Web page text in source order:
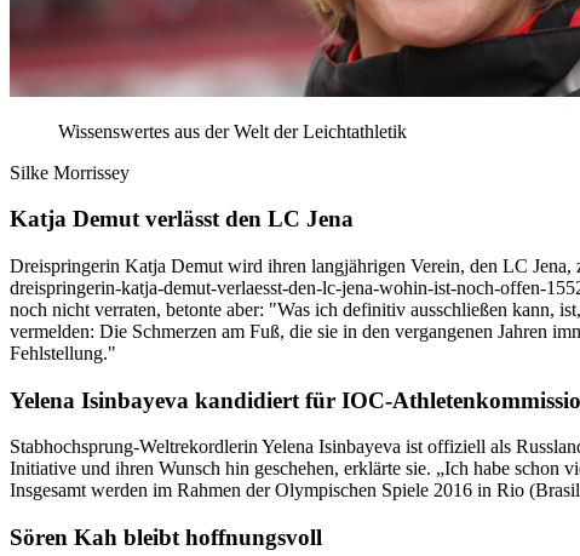
Wissenswertes aus der Welt der Leichtathletik
Silke Morrissey
Katja Demut verlässt den LC Jena
Dreispringerin Katja Demut wird ihren langjährigen Verein, den LC
dreispringerin-katja-demut-verlaesst-den-lc-jena-wohin-ist-noch-offen-
noch nicht verraten, betonte aber: "Was ich definitiv ausschließen kann,
vermelden: Die Schmerzen am Fuß, die sie in den vergangenen Jahren
Fehlstellung."
Yelena Isinbayeva kandidiert für IOC-
Stabhochsprung-Weltrekordlerin Yelena Isinbayeva ist offiziell als
Initiative und ihren Wunsch hin geschehen, erklärte sie. „Ich habe schon
Insgesamt werden im Rahmen der Olympischen Spiele 2016 in Rio
Sören Kah bleibt hoffnungsvoll